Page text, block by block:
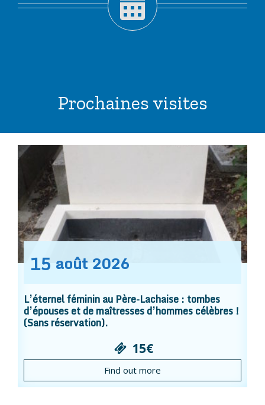
Prochaines visites
15 août 2026
L’éternel féminin au Père-Lachaise : tombes
d’épouses et de maîtresses d’hommes célèbres !
(Sans réservation).
15€
Find out more